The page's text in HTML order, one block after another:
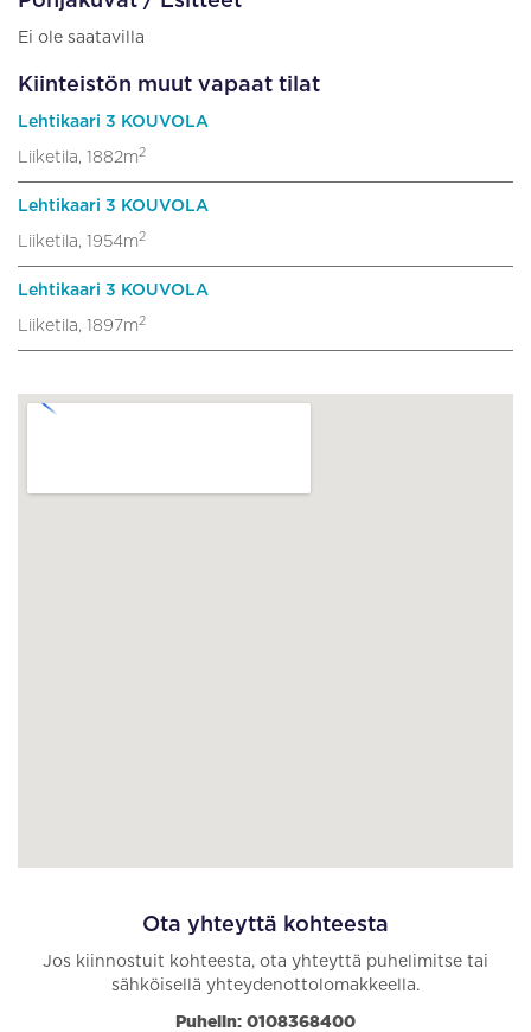
Ei ole saatavilla
Kiinteistön muut vapaat tilat
Lehtikaari 3 KOUVOLA
Liiketila, 1882m 2
Lehtikaari 3 KOUVOLA
Liiketila, 1954m 2
Lehtikaari 3 KOUVOLA
Liiketila, 1897m 2
Ota yhteyttä kohteesta
Jos kiinnostuit kohteesta, ota yhteyttä puhelimitse tai
sähköisellä yhteydenottolomakkeella.
Puhelin: 0108368400